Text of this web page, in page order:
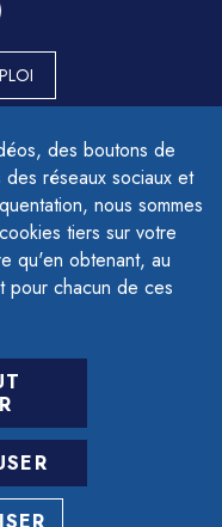
des boutons de
réseaux sociaux et
nous sommes
tiers sur votre
qu'en obtenant, au
pour chacun de ces
CONFORME
DES DONNÉES
E-MAIL
: